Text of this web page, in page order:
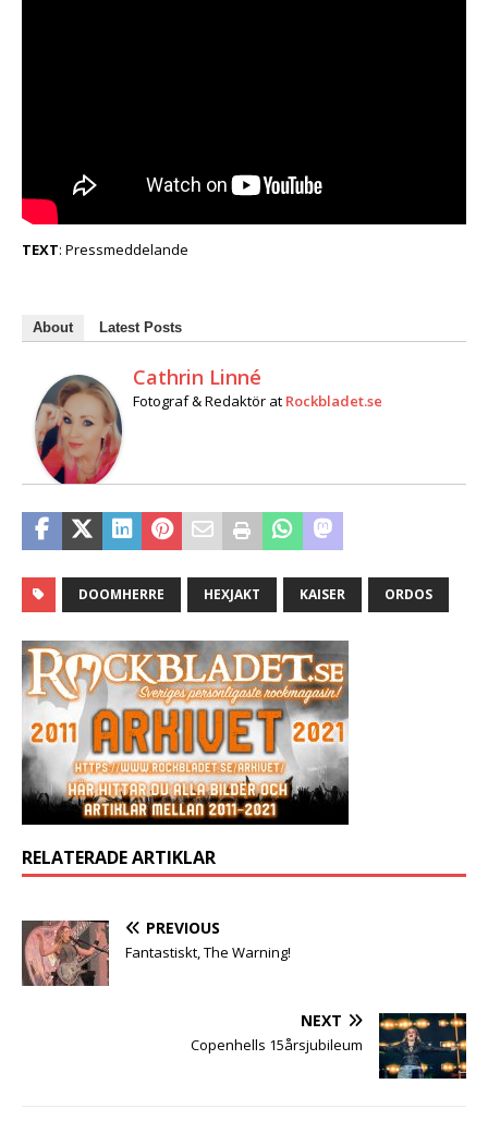
TEXT: Pressmeddelande
About Latest Posts
Cathrin Linné
Fotograf & Redaktör at Rockbladet.se
DOOMHERRE HEXJAKT KAISER ORDOS
RELATERADE ARTIKLAR
PREVIOUS
Fantastiskt, The Warning!
NEXT
Copenhells 15årsjubileum